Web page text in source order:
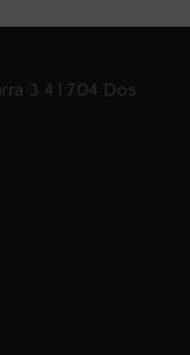
3 41704 Dos